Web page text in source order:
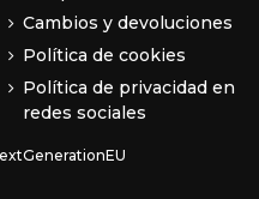
Cambios y devoluciones
Política de cookies
Política de privacidad en
redes sociales